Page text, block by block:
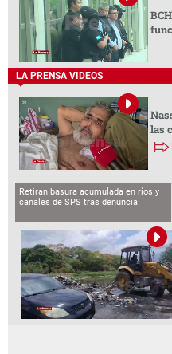
LA PRENSA VIDEOS
las
Retiran basura acumulada en ríos y
canales de SPS tras denuncia